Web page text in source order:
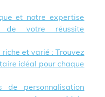
et notre expertise
de votre réussite
et varié : Trouvez
idéal pour chaque
de personnalisation